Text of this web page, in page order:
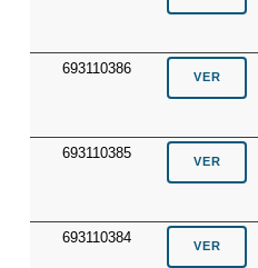
693110386
693110385
693110384